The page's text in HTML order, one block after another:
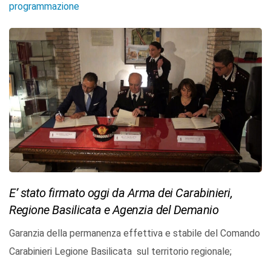
programmazione
E’ stato firmato oggi da Arma dei Carabinieri,
Regione Basilicata e Agenzia del Demanio
Garanzia della permanenza effettiva e stabile del Comando
Carabinieri Legione Basilicata sul territorio regionale;